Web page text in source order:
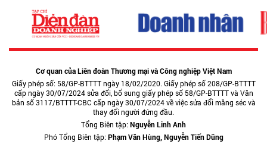
Cơ quan của Liên đoàn Thương mại và Công nghiệp Việt Nam
Giấy phép số: 58/GP-BTTTT ngày 18/02/2020. Giấy phép số 208/GP-BTTTT
cấp ngày 30/07/2024 sửa đổi, bổ sung giấy phép số 58/GP-BTTTT và Văn
bản số 3117/BTTTT-CBC cấp ngày 30/07/2024 về việc sửa đổi măng séc và
thay đổi người đứng đầu.
Tổng Biên tập:Nguyễn Linh Anh
Phó Tổng Biên tập:Phạm Văn Hùng, Nguyễn Tiến Dũng